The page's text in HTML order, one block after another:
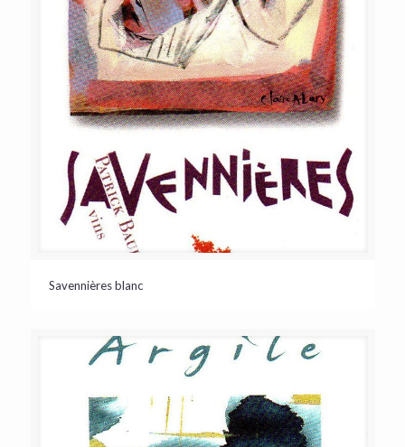
Savennières blanc